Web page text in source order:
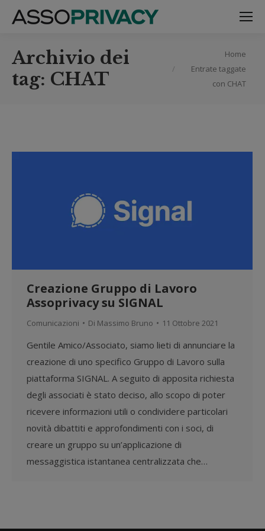
Archivio dei
tag: CHAT
Home
Entrate taggate
con CHAT
Creazione Gruppo di Lavoro
Assoprivacy su SIGNAL
Comunicazioni Di Massimo Bruno 11 Ottobre 2021
Gentile Amico/Associato, siamo lieti di annunciare la
creazione di uno specifico Gruppo di Lavoro sulla
piattaforma SIGNAL. A seguito di apposita richiesta
degli associati è stato deciso, allo scopo di poter
ricevere informazioni utili o condividere particolari
novità dibattiti e approfondimenti con i soci, di
creare un gruppo su un’applicazione di
messaggistica istantanea centralizzata che…